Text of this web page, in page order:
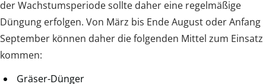
der Wachstumsperiode sollte daher eine regelmäßige
Düngung erfolgen. Von März bis Ende August oder Anfang
September können daher die folgenden Mittel zum Einsatz
kommen:
Gräser-Dünger